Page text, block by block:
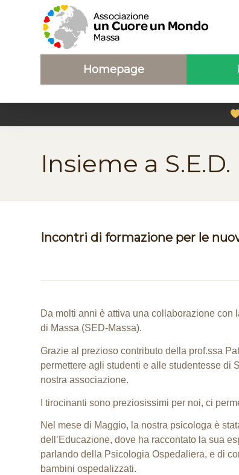
Homepage
Insieme a S.E.D.
Incontri di formazione per le
Da molti anni è attiva una collaborazione con
di Massa (SED-Massa).
Grazie al prezioso contributo della prof.ssa
permettere agli studenti e alle studentesse di
nostra associazione.
I tirocinanti sono preziosissimi per noi, ci
Nel mese di Maggio, la nostra psicologa è
dell’Educazione, dove ha raccontato la sua
parlando della Psicologia Ospedaliera, e di
bambini ospedalizzati.